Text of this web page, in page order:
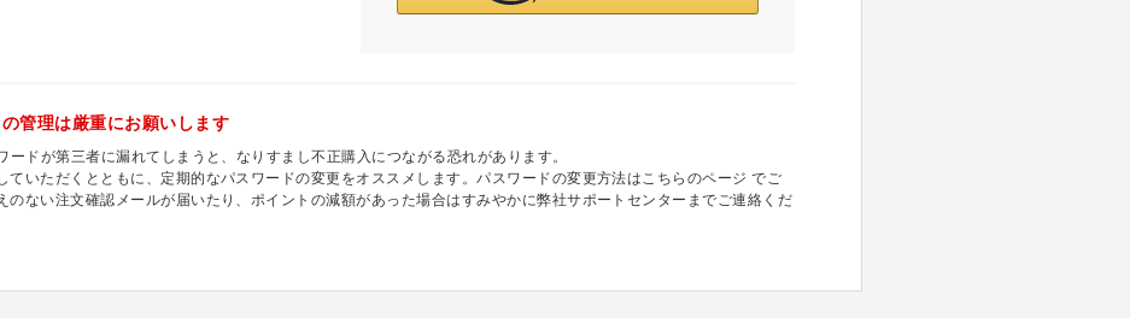
管理は厳重にお願いします
ードが第三者に漏れてしまうと、なりすまし不正購入につながる恐れがあります。
ていただくとともに、定期的なパスワードの変更をオススメします。パスワードの変更方法はこちらのページ でご
のない注文確認メールが届いたり、ポイントの減額があった場合はすみやかに弊社サポートセンターまでご連絡くだ